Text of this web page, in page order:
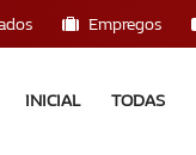
Empregos
INICIAL TODAS